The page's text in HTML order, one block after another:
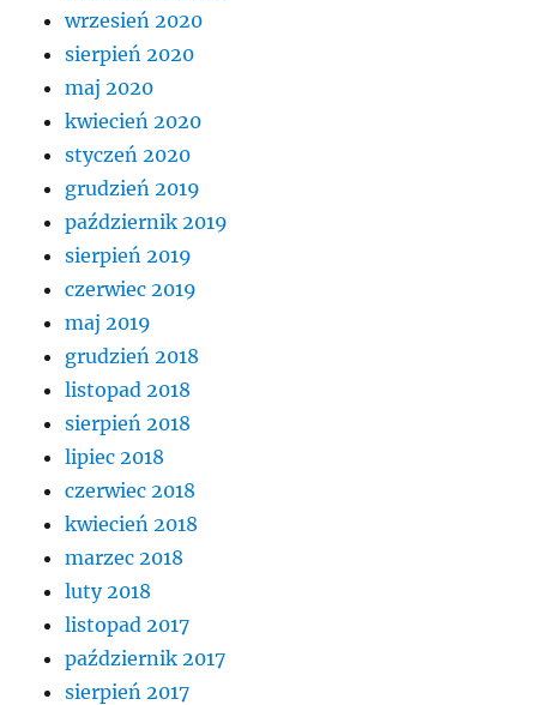
wrzesień 2020
sierpień 2020
maj 2020
kwiecień 2020
styczeń 2020
grudzień 2019
październik 2019
sierpień 2019
czerwiec 2019
maj 2019
grudzień 2018
listopad 2018
sierpień 2018
lipiec 2018
czerwiec 2018
kwiecień 2018
marzec 2018
luty 2018
listopad 2017
październik 2017
sierpień 2017